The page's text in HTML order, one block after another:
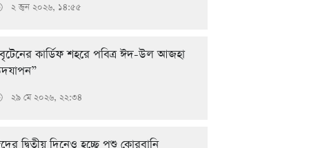
২ জুন ২০২৬, ১৪:৫৫
কার্ডিফ শহরে পবিত্র ঈদ-উল আজহা
২৯ মে ২০২৬, ২২:৩৪
দ্বিতীয় দিনেও হচ্ছে পশু কোরবানি